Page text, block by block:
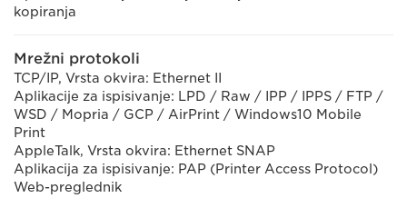
kopiranja
Mrežni protokoli
TCP/IP, Vrsta okvira: Ethernet II
Aplikacije za ispisivanje: LPD / Raw / IPP / IPPS / FTP /
WSD / Mopria / GCP / AirPrint / Windows10 Mobile
Print
AppleTalk, Vrsta okvira: Ethernet SNAP
Aplikacija za ispisivanje: PAP (Printer Access Protocol)
Web-preglednik